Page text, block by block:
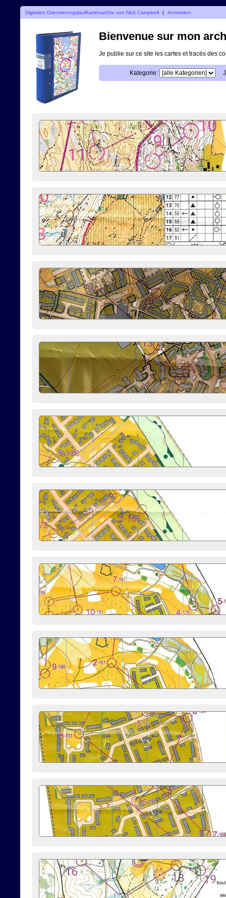
Digitales Orientierungslaufkartenarchiv von Nick Campbell | Anmelden
Bienvenue sur mon
Je publie sur ce site les cartes et tracés des
Kategorie: